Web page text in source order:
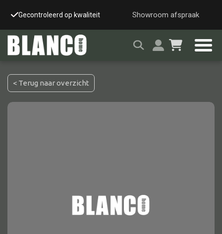
Gecontroleerd op kwaliteit Snelle & veilige
Showroom afspraak
< Terug naar overzicht